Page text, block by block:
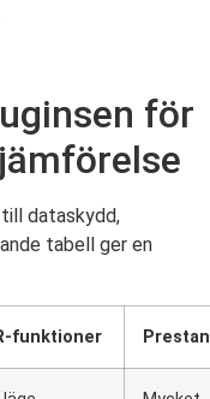
för
dataskydd,
tabell ger en
funktioner